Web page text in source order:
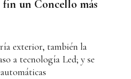
un Concello más
exterior, también la
a tecnología Led; y se